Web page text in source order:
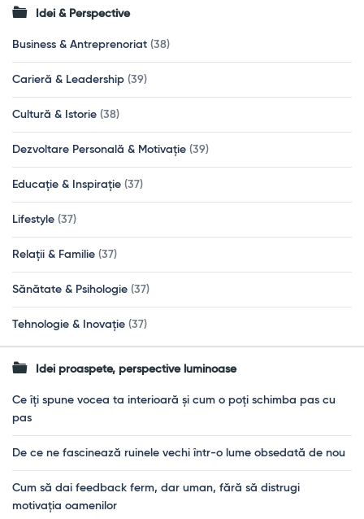
Idei & Perspective
Business & Antreprenoriat (38)
Carieră & Leadership (39)
Cultură & Istorie (38)
Dezvoltare Personală & Motivație (39)
Educație & Inspirație (37)
Lifestyle (37)
Relații & Familie (37)
Sănătate & Psihologie (37)
Tehnologie & Inovație (37)
Idei proaspete, perspective luminoase
Ce îți spune vocea ta interioară și cum o poți schimba pas cu
pas
De ce ne fascinează ruinele vechi într-o lume obsedată de nou
Cum să dai feedback ferm, dar uman, fără să distrugi
motivația oamenilor